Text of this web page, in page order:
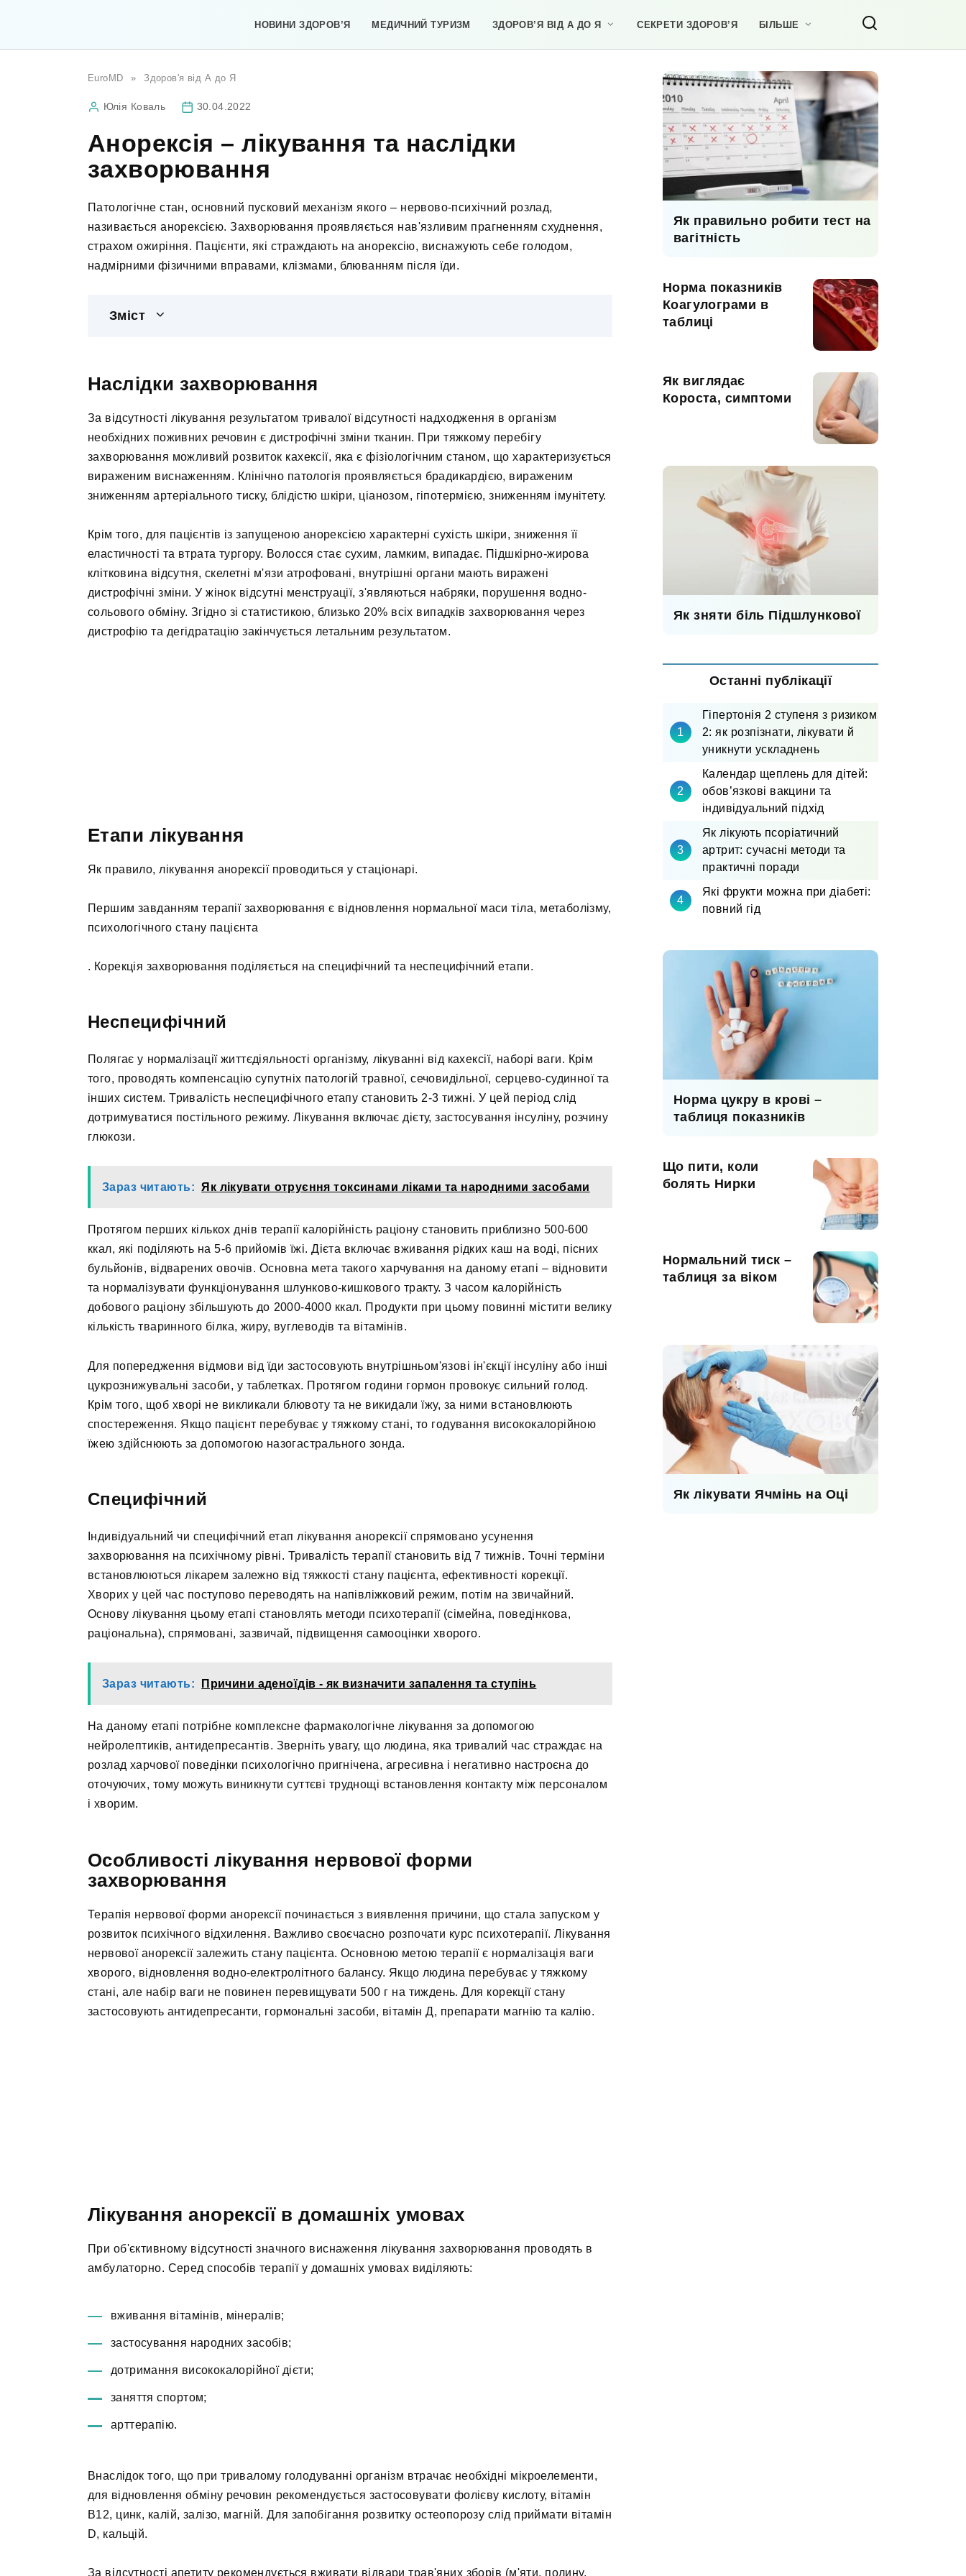
НОВИНИ ЗДОРОВ’Я МЕДИЧНИЙ ТУРИЗМ ЗДОРОВ’Я ВІД А ДО Я СЕКРЕТИ ЗДОРОВ’Я БІЛЬШЕ
EuroMD » Здоров'я від А до Я
Юлія Коваль 30.04.2022
Анорексія – лікування та наслідки
захворювання
Патологічне стан, основний пусковий механізм якого – нервово-психічний розлад,
називається анорексією. Захворювання проявляється нав'язливим прагненням схуднення,
страхом ожиріння. Пацієнти, які страждають на анорексію, виснажують себе голодом,
надмірними фізичними вправами, клізмами, блюванням після їди.
Зміст
Наслідки захворювання
За відсутності лікування результатом тривалої відсутності надходження в організм
необхідних поживних речовин є дистрофічні зміни тканин. При тяжкому перебігу
захворювання можливий розвиток кахексії, яка є фізіологічним станом, що характеризується
вираженим виснаженням. Клінічно патологія проявляється брадикардією, вираженим
зниженням артеріального тиску, блідістю шкіри, ціанозом, гіпотермією, зниженням імунітету.
Крім того, для пацієнтів із запущеною анорексією характерні сухість шкіри, зниження її
еластичності та втрата тургору. Волосся стає сухим, ламким, випадає. Підшкірно-жирова
клітковина відсутня, скелетні м'язи атрофовані, внутрішні органи мають виражені
дистрофічні зміни. У жінок відсутні менструації, з'являються набряки, порушення водно-
сольового обміну. Згідно зі статистикою, близько 20% всіх випадків захворювання через
дистрофію та дегідратацію закінчується летальним результатом.
Етапи лікування
Як правило, лікування анорексії проводиться у стаціонарі.
Першим завданням терапії захворювання є відновлення нормальної маси тіла, метаболізму,
психологічного стану пацієнта
. Корекція захворювання поділяється на специфічний та неспецифічний етапи.
Неспецифічний
Полягає у нормалізації життєдіяльності організму, лікуванні від кахексії, наборі ваги. Крім
того, проводять компенсацію супутніх патологій травної, сечовидільної, серцево-судинної та
інших систем. Тривалість неспецифічного етапу становить 2-3 тижні. У цей період слід
дотримуватися постільного режиму. Лікування включає дієту, застосування інсуліну, розчину
глюкози.
Зараз читають: Як лікувати отруєння токсинами ліками та народними засобами
Протягом перших кількох днів терапії калорійність раціону становить приблизно 500-600
ккал, які поділяють на 5-6 прийомів їжі. Дієта включає вживання рідких каш на воді, пісних
бульйонів, відварених овочів. Основна мета такого харчування на даному етапі – відновити
та нормалізувати функціонування шлунково-кишкового тракту. З часом калорійність
добового раціону збільшують до 2000-4000 ккал. Продукти при цьому повинні містити велику
кількість тваринного білка, жиру, вуглеводів та вітамінів.
Для попередження відмови від їди застосовують внутрішньом'язові ін'єкції інсуліну або інші
цукрознижувальні засоби, у таблетках. Протягом години гормон провокує сильний голод.
Крім того, щоб хворі не викликали блювоту та не викидали їжу, за ними встановлюють
спостереження. Якщо пацієнт перебуває у тяжкому стані, то годування висококалорійною
їжею здійснюють за допомогою назогастрального зонда.
Специфічний
Індивідуальний чи специфічний етап лікування анорексії спрямовано усунення
захворювання на психічному рівні. Тривалість терапії становить від 7 тижнів. Точні терміни
встановлюються лікарем залежно від тяжкості стану пацієнта, ефективності корекції.
Хворих у цей час поступово переводять на напівліжковий режим, потім на звичайний.
Основу лікування цьому етапі становлять методи психотерапії (сімейна, поведінкова,
раціональна), спрямовані, зазвичай, підвищення самооцінки хворого.
Зараз читають: Причини аденоїдів - як визначити запалення та ступінь
На даному етапі потрібне комплексне фармакологічне лікування за допомогою
нейролептиків, антидепресантів. Зверніть увагу, що людина, яка тривалий час страждає на
розлад харчової поведінки психологічно пригнічена, агресивна і негативно настроєна до
оточуючих, тому можуть виникнути суттєві труднощі встановлення контакту між персоналом
і хворим.
Особливості лікування нервової форми
захворювання
Терапія нервової форми анорексії починається з виявлення причини, що стала запуском у
розвиток психічного відхилення. Важливо своєчасно розпочати курс психотерапії. Лікування
нервової анорексії залежить стану пацієнта. Основною метою терапії є нормалізація ваги
хворого, відновлення водно-електролітного балансу. Якщо людина перебуває у тяжкому
стані, але набір ваги не повинен перевищувати 500 г на тиждень. Для корекції стану
застосовують антидепресанти, гормональні засоби, вітамін Д, препарати магнію та калію.
Лікування анорексії в домашніх умовах
При об'єктивному відсутності значного виснаження лікування захворювання проводять в
амбулаторно. Серед способів терапії у домашніх умовах виділяють:
вживання вітамінів, мінералів;
застосування народних засобів;
дотримання висококалорійної дієти;
заняття спортом;
арттерапію.
Внаслідок того, що при тривалому голодуванні організм втрачає необхідні мікроелементи,
для відновлення обміну речовин рекомендується застосовувати фолієву кислоту, вітамін
В12, цинк, калій, залізо, магній. Для запобігання розвитку остеопорозу слід приймати вітамін
D, кальцій.
За відсутності апетиту рекомендується вживати відвари трав'яних зборів (м'яти, полину,
Як правильно робити тест на
вагітність
Норма показників
Коагулограми в
таблиці
Як виглядає
Короста, симптоми
Як зняти біль Підшлункової
Останні публікації
Гіпертонія 2 ступеня з ризиком
2: як розпізнати, лікувати й
уникнути ускладнень
Календар щеплень для дітей:
обов’язкові вакцини та
індивідуальний підхід
Як лікують псоріатичний
артрит: сучасні методи та
практичні поради
Які фрукти можна при діабеті:
повний гід
Норма цукру в крові –
таблиця показників
Що пити, коли
болять Нирки
Нормальний тиск –
таблиця за віком
Як лікувати Ячмінь на Оці